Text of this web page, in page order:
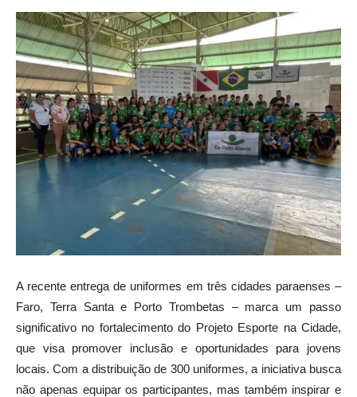
A recente entrega de uniformes em três cidades paraenses –
Faro, Terra Santa e Porto Trombetas – marca um passo
significativo no fortalecimento do Projeto Esporte na Cidade,
que visa promover inclusão e oportunidades para jovens
locais. Com a distribuição de 300 uniformes, a iniciativa busca
não apenas equipar os participantes, mas também inspirar e